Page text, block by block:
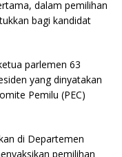
dalam pemilihan
bagi kandidat
parlemen 63
yang dinyatakan
Pemilu (PEC)
di Departemen
pemilihan